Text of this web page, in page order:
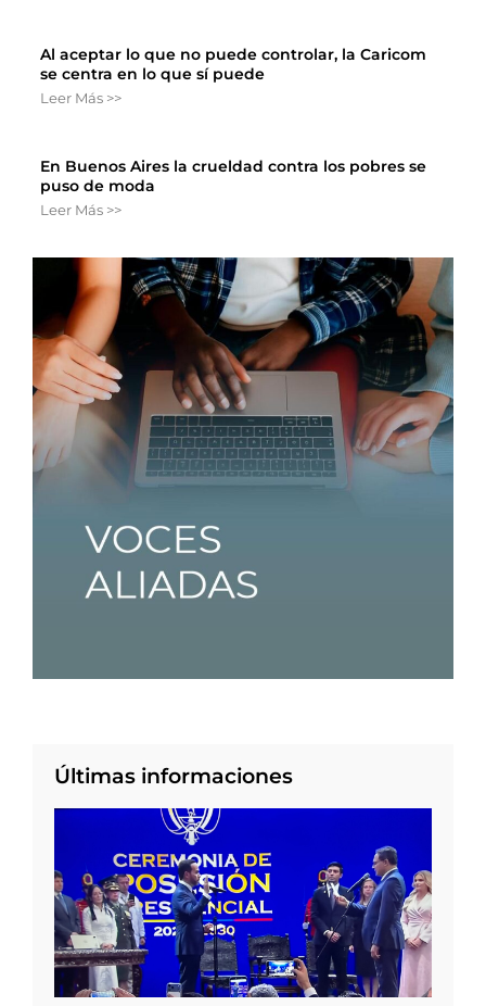
Al aceptar lo que no puede controlar, la Caricom
se centra en lo que sí puede
Leer Más >>
En Buenos Aires la crueldad contra los pobres se
puso de moda
Leer Más >>
Últimas informaciones